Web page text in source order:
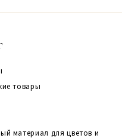
товары
материал для цветов и